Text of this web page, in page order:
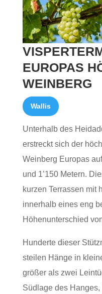
EUROPAS
WEINBERG
Wallis
Unterhalb des
erstreckt sich der
Weinberg Europas
und 1’150 Metern.
kurzen Terrassen mit
innerhalb eines eng
Höhenunterschied
Hunderte dieser
steilen Hänge in
größer als zwei
Südlage des